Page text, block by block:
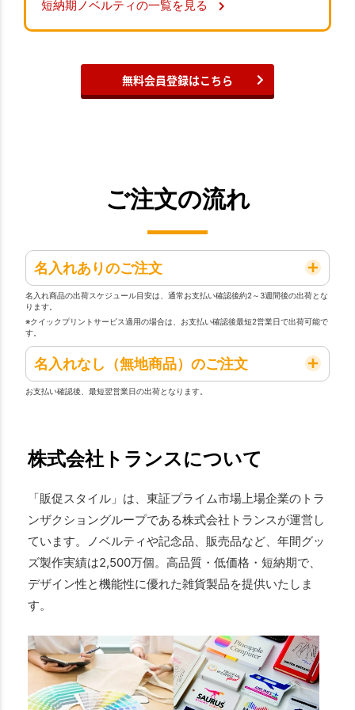
短納期ノベルティの一覧を見る
無料会員登録はこちら
ご注文の流れ
名入れありのご注文
名入れ商品の出荷スケジュール目安は、通常お支払い確認後約2～3週間後の出荷とな
ります。
※クイックプリントサービス適用の場合は、お支払い確認後最短2営業日で出荷可能で
す。
名入れなし（無地商品）のご注文
お支払い確認後、最短翌営業日の出荷となります。
株式会社トランスについて
「販促スタイル」は、東証プライム市場上場企業のトラ
ンザクショングループである株式会社トランスが運営し
ています。ノベルティや記念品、販売品など、年間グッ
ズ製作実績は2,500万個。高品質・低価格・短納期で、
デザイン性と機能性に優れた雑貨製品を提供いたしま
す。